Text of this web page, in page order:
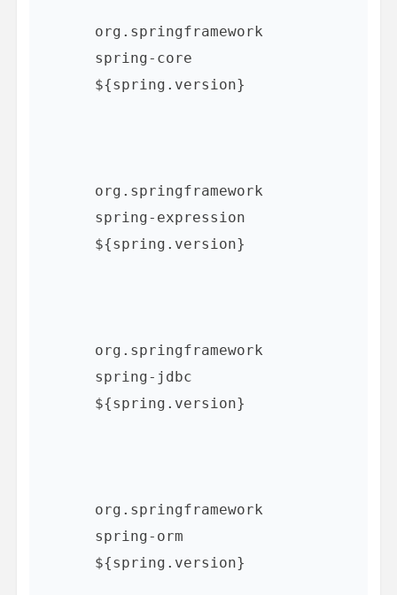
org.springframework
spring-core
${spring.version}
org.springframework
spring-expression
${spring.version}
org.springframework
spring-jdbc
${spring.version}
org.springframework
spring-orm
${spring.version}